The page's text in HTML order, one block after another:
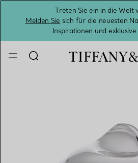
Treten Sie ein in die Welt
Melden Sie sich für die neuesten
Inspirationen und